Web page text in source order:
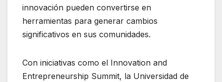
innovación pueden convertirse en
herramientas para generar cambios
significativos en sus comunidades.
Con iniciativas como el Innovation and
Entrepreneurship Summit, la Universidad de